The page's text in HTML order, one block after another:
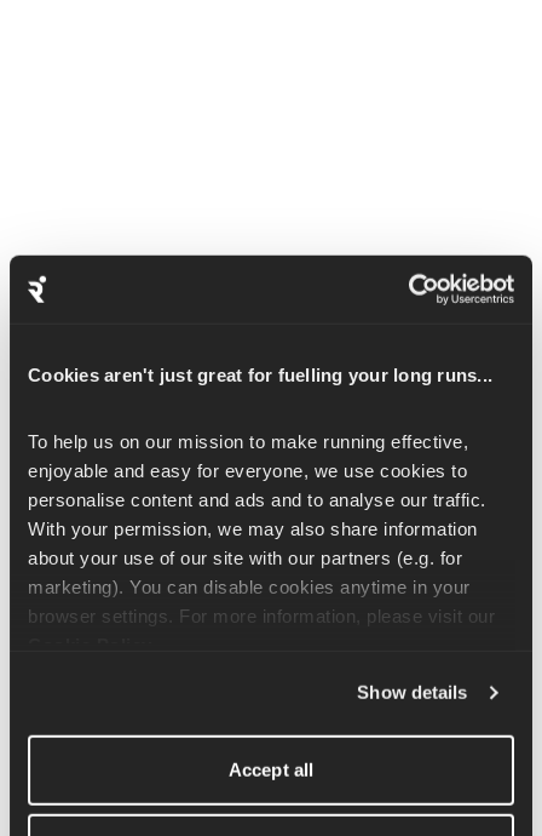
Cookies aren't just great for fuelling your long runs...
To help us on our mission to make running effective,
enjoyable and easy for everyone, we use cookies to
personalise content and ads and to analyse our traffic.
With your permission, we may also share information
about your use of our site with our partners (e.g. for
marketing). You can disable cookies anytime in your
Show details
Accept all
O Thruster é um dos movimentos mais desafiadores que você
pode fazer na academia. Esse exercício trabalha vários
e os pés em posição de agachamento. Agache-se e, em seguida,
empurre-se com força para ficar em pé, com o peso estendido
acima da cabeça.
Ao esticar os braços para cima, use a força das pernas para
ajudar a levantar o peso acima da cabeça e contraia o abdômen
e os glúteos no ponto mais alto de cada repetição.
Esse exercício também pode ser feito com barra, kettlebells ou
Artigos relacionados